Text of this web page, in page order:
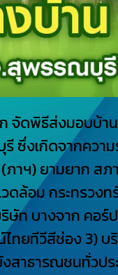
ก จัดพิธีส่งมอบบ้
ซึ่งเกิดจากควา
าฯ) ยามยาก สภ
ล้อม กระทรวง
ท บางจาก คอร์
ทยทีวีสีช่อง 3) บ
สาธารณชนทั่วปร